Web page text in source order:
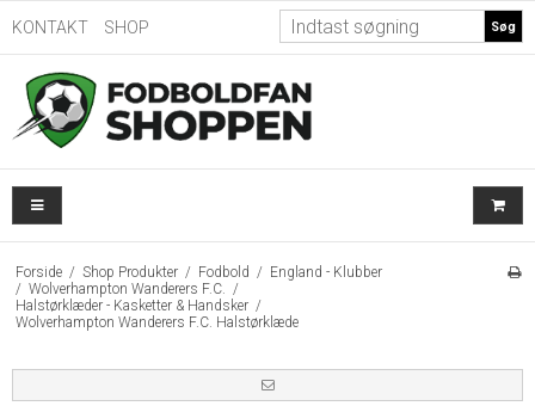
KONTAKT SHOP Søg
Forside / Shop Produkter / Fodbold / England - Klubber
/ Wolverhampton Wanderers F.C.
/
Halstørklæder - Kasketter & Handsker /
Wolverhampton Wanderers F.C. Halstørklæde